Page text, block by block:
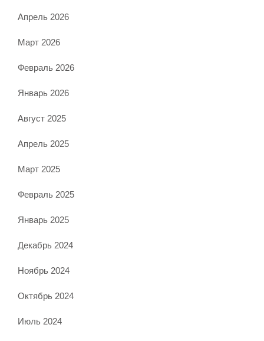
Апрель 2026
Март 2026
Февраль 2026
Январь 2026
Август 2025
Апрель 2025
Март 2025
Февраль 2025
Январь 2025
Декабрь 2024
Ноябрь 2024
Октябрь 2024
Июль 2024